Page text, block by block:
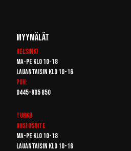
Myymälät
Helsinki
Ma-pe klo 10-18
Lauantaisin klo 10-16
Puh:
0445-805 850
Turku
Uusi osoite
Ma-pe klo 10-18
Lauantaisin klo 10-16